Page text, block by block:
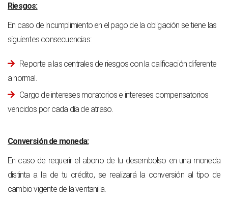
Riesgos:
En caso de incumplimiento en el pago de la obligación se tiene las
siguientes consecuencias:
Reporte a las centrales de riesgos con la calificación diferente
a normal.
Cargo de intereses moratorios e intereses compensatorios
vencidos por cada día de atraso.
Conversión de moneda:
En caso de requerir el abono de tu desembolso en una moneda
distinta a la de tu crédito, se realizará la conversión al tipo de
cambio vigente de la ventanilla.